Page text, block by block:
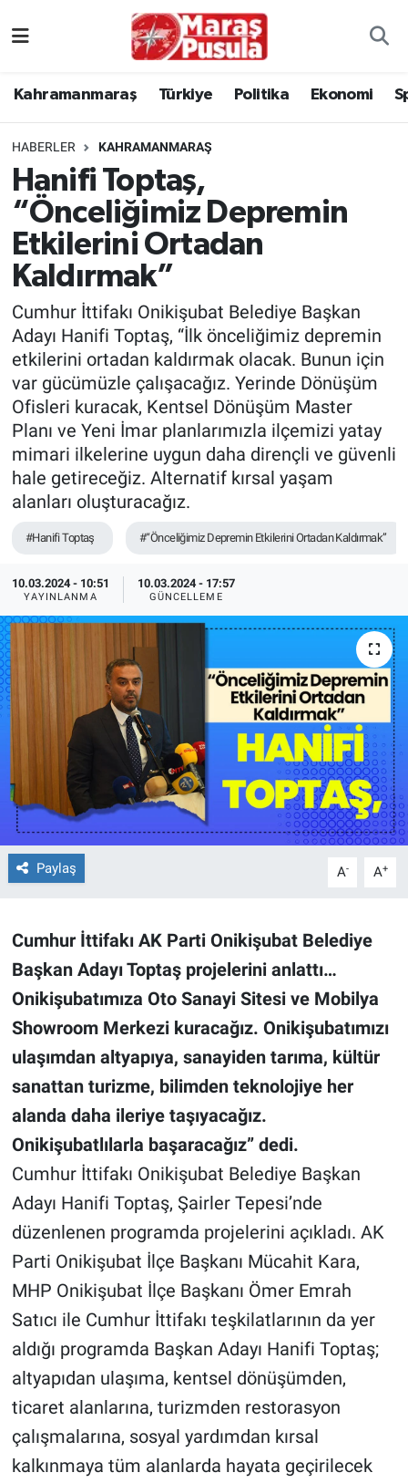
Kahramanmaraş Türkiye Politika Ekonomi
HABERLER KAHRAMANMARAŞ
Hanifi Toptaş,
“Önceliğimiz Depremin
Etkilerini Ortadan
Kaldırmak”
Cumhur İttifakı Onikişubat Belediye Başkan
Adayı Hanifi Toptaş, “İlk önceliğimiz depremin
etkilerini ortadan kaldırmak olacak. Bunun için
var gücümüzle çalışacağız. Yerinde Dönüşüm
Ofisleri kuracak, Kentsel Dönüşüm Master
Planı ve Yeni İmar planlarımızla ilçemizi yatay
mimari ilkelerine uygun daha dirençli ve güvenli
hale getireceğiz. Alternatif kırsal yaşam
alanları oluşturacağız.
#Hanifi Toptaş #“Önceliğimiz Depremin Etkilerini Ortadan Kaldırmak”
10.03.2024 - 10:51
YAYINLANMA
10.03.2024 - 17:57
GÜNCELLEME
Paylaş A- A+
Cumhur İttifakı AK Parti Onikişubat Belediye
Başkan Adayı Toptaş projelerini anlattı…
Onikişubatımıza Oto Sanayi Sitesi ve Mobilya
Showroom Merkezi kuracağız. Onikişubatımızı
ulaşımdan altyapıya, sanayiden tarıma, kültür
sanattan turizme, bilimden teknolojiye her
alanda daha ileriye taşıyacağız.
Onikişubatlılarla başaracağız” dedi.
Cumhur İttifakı Onikişubat Belediye Başkan
Adayı Hanifi Toptaş, Şairler Tepesi’nde
düzenlenen programda projelerini açıkladı. AK
Parti Onikişubat İlçe Başkanı Mücahit Kara,
MHP Onikişubat İlçe Başkanı Ömer Emrah
Satıcı ile Cumhur İttifakı teşkilatlarının da yer
aldığı programda Başkan Adayı Hanifi Toptaş;
altyapıdan ulaşıma, kentsel dönüşümden,
ticaret alanlarına, turizmden restorasyon
çalışmalarına, sosyal yardımdan kırsal
kalkınmaya tüm alanlarda hayata geçirilecek
Türkiye
Politika
Ekonomi
Spor
Kültür Sanat
Sağlık
TEKNOLOJİ
Dünya
İlçeler
MAGAZİN
Bilim, Teknoloji
ÇEVRE
HABERDE İNSAN
EĞİTİM
BİLİM VE TEKNOLOJİ
Bölge
İstanbul Namaz Vakitleri
İstanbul Trafik Yoğunluk Haritası
Süper Lig Puan Durumu ve Fikstür
Tüm Manşetler
Son Dakika Haberleri
Haber Arşivi